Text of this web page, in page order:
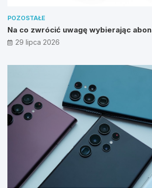
POZOSTAŁE
Na co zwrócić uwagę wybierając
29 lipca 2026